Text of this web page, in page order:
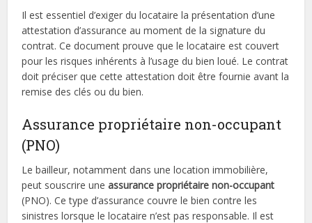
Il est essentiel d’exiger du locataire la présentation d’une
attestation d’assurance au moment de la signature du
contrat. Ce document prouve que le locataire est couvert
pour les risques inhérents à l’usage du bien loué. Le contrat
doit préciser que cette attestation doit être fournie avant la
remise des clés ou du bien.
Assurance propriétaire non-occupant
(PNO)
Le bailleur, notamment dans une location immobilière,
peut souscrire uneassurance propriétaire non-occupant
(PNO). Ce type d’assurance couvre le bien contre les
sinistres lorsque le locataire n’est pas responsable. Il est